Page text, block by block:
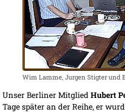
Wim Lamme, Jurgen Stigter und
Unser Berliner Mitglied Hubert
Tage später an der Reihe, er